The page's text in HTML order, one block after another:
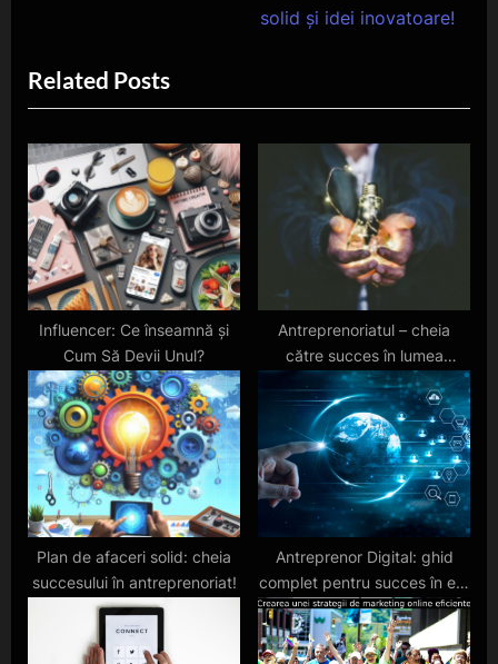
i
o
u
s
P
o
s
t
:
t
P
o
s
t
:
solid și idei inovatoare!
Related Posts
Influencer: Ce înseamnă și
Cum Să Devii Unul?
Antreprenoriatul – cheia
către succes în lumea
afacerilor
Plan de afaceri solid: cheia
succesului în antreprenoriat!
Antreprenor Digital: ghid
complet pentru succes în era
digitală